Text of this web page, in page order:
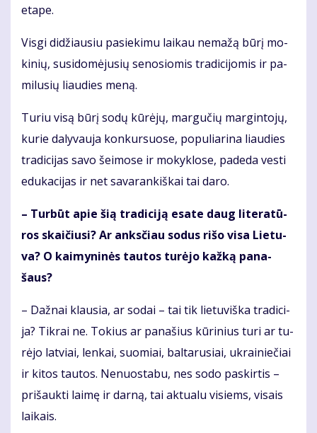
eta­pe.
Vis­gi di­džiau­siu pa­sie­ki­mu lai­kau ne­ma­žą bū­rį mo­
ki­nių, su­si­do­mė­ju­sių se­no­sio­mis tra­di­ci­jo­mis ir pa­
mi­lu­sių liau­dies me­ną.
Tu­riu vi­są bū­rį so­dų kū­rė­jų, mar­gu­čių mar­gin­to­jų,
ku­rie da­ly­vau­ja kon­kur­suo­se, po­pu­lia­ri­na liau­dies
tra­di­ci­jas sa­vo šei­mo­se ir mo­kyk­lo­se, pa­de­da ves­ti
edu­ka­ci­jas ir net sa­va­ran­kiš­kai tai da­ro.
– Tur­būt apie šią tra­di­ci­ją esa­te daug li­te­ra­tū­
ros skai­čiu­si? Ar anks­čiau so­dus ri­šo vi­sa Lie­tu­
va? O kai­my­ni­nės tau­tos tu­rė­jo kaž­ką pa­na­
šaus?
– Daž­nai klau­sia, ar so­dai – tai tik lie­tu­viš­ka tra­di­ci­
ja? Tik­rai ne. To­kius ar pa­na­šius kū­ri­nius tu­ri ar tu­
rė­jo lat­viai, len­kai, suo­miai, bal­ta­ru­siai, uk­rai­nie­čiai
ir ki­tos tau­tos. Ne­nuos­ta­bu, nes so­do pa­skir­tis –
pri­šauk­ti lai­mę ir dar­ną, tai ak­tu­a­lu vi­siems, vi­sais
lai­kais.